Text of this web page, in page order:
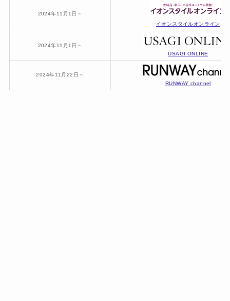
2024年11月1日～
イオンスタイルオンライン
2024年11月1日～
USAGI ONLINE
2024年11月22日～
RUNWAY channel